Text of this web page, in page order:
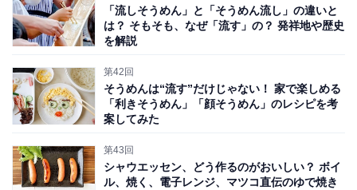
「流しそうめん」と「そうめん流し」の違いと
は？ そもそも、なぜ「流す」の？ 発祥地や歴史
を解説
第42回
そうめんは“流す”だけじゃない！ 家で楽しめる
「利きそうめん」「顔そうめん」のレシピを考
案してみた
第43回
シャウエッセン、どう作るのがおいしい？ ボイ
ル、焼く、電子レンジ、マツコ直伝のゆで焼き